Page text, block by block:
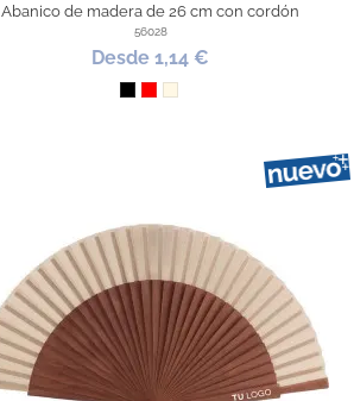
Abanico de madera de 26 cm con cordón
56028
Desde 1,14 €
Negro
RojoNatural